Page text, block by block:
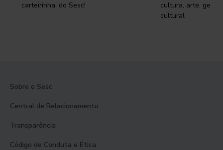
carteirinha, do Sesc!
cultura, arte,
cultural
Sobre o Sesc
Central de Relacionamento
Transparência
Código de Conduta e Ética